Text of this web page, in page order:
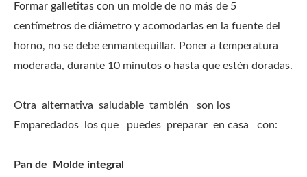
Formar galletitas con un molde de no más de 5
centímetros de diámetro y acomodarlas en la fuente del
horno, no se debe enmantequillar. Poner a temperatura
moderada, durante 10 minutos o hasta que estén doradas.
Otra alternativa saludable también son los
Emparedados los que puedes preparar en casa con:
Pan de Molde integral